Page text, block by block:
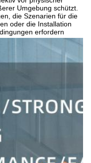
Umgebung schützt.
die Szenarien für die
oder die Installation
erfordern